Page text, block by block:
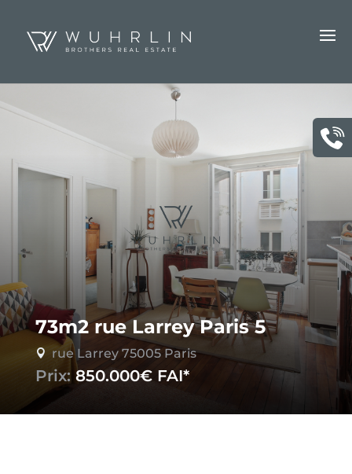
73m2 rue Larrey Paris 5
 rue Larrey 75005 Paris
Prix: 850.000€